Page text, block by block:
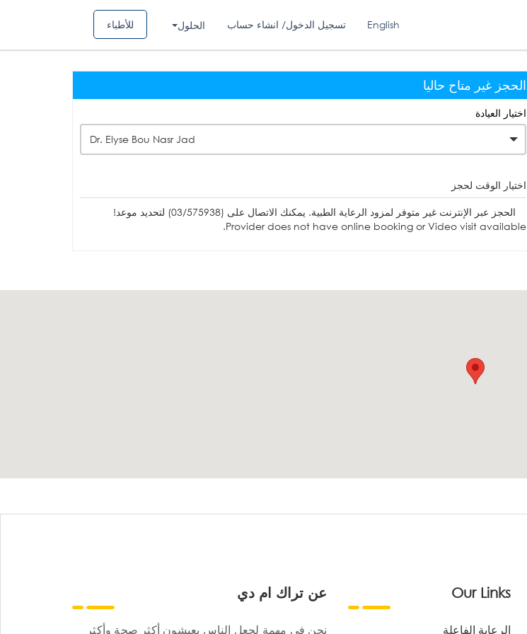
للأطباء الحلول تسجيل الدخول/ انشاء حساب English
الحجز غير متاح حاليا
اختيار العيادة
Dr. Elyse Bou Nasr Jad
اختيار الوقت لحجز
الحجز عبر الإنترنت غير متوفر لمزود الرعاية الطبية. يمكنك الاتصال على (03/575938) لتحديد موعد!
Provider does not have online booking or Video visit available.
عن تراك ام دي
نحن في مهمة لجعل الناس يعيشون أكثر صحة وأكثر
Our Links
الرعاية الفاعلة